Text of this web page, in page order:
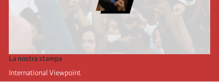
La nostra stampa
International Viewpoint